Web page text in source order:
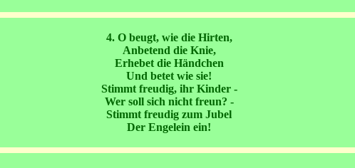
4. O beugt, wie die Hirten,
Anbetend die Knie,
Erhebet die Händchen
Und betet wie sie!
Stimmt freudig, ihr Kinder -
Wer soll sich nicht freun? -
Stimmt freudig zum Jubel
Der Engelein ein!